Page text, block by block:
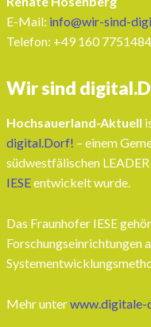
E-Mail: info@wir-sind-
Telefon: ‭+49 160 7751484‬
Wir sind
Hochsauerland-Aktuell
digital.Dorf! – einem
südwestfälischen
IESEentwickelt wurde.
Das Fraunhofer IESE
Forschungseinrichtungen
Mehr unterwww.digitale-